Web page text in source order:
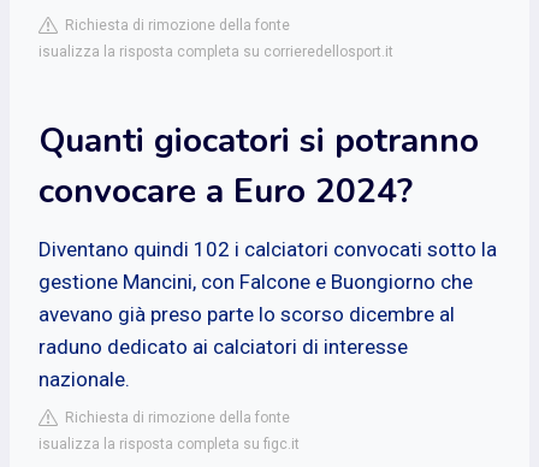
Richiesta di rimozione della fonte
isualizza la risposta completa su corrieredellosport.it
Quanti giocatori si potranno
convocare a Euro 2024?
Diventano quindi 102 i calciatori convocati sotto la
gestione Mancini, con Falcone e Buongiorno che
avevano già preso parte lo scorso dicembre al
raduno dedicato ai calciatori di interesse
nazionale.
Richiesta di rimozione della fonte
isualizza la risposta completa su figc.it